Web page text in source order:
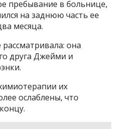
пребывание в больнице,
на заднюю часть ее
месяца.
она
друга Джейми и
их
ослаблены, что